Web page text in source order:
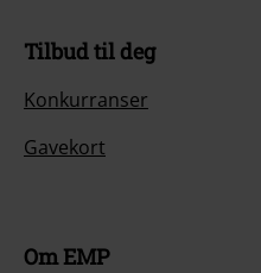
Tilbud til deg
Konkurranser
Gavekort
Om EMP